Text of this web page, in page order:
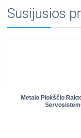
Susijusios
Metalo Plokščio